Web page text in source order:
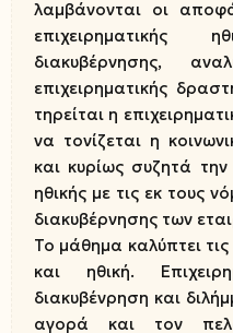
λαμβάνονται οι
επιχειρηματικής
διακυβέρνησης,
επιχειρηματικής
τηρείται η
να τονίζεται η
και κυρίως συζητά
ηθικής με τις εκ τους
διακυβέρνησης των
Το μάθημα καλύπτει
και ηθική.
διακυβένρηση και
αγορά και τον